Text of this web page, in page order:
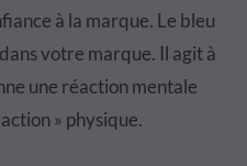
à la marque. Le bleu
votre marque. Il agit à
une réaction mentale
» physique.